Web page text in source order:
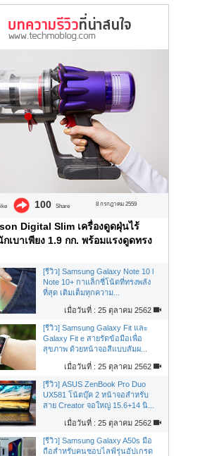
100 Share 8 กรกฎาคม 2559
Digital Slim เครื่องดูดฝุ่นไร้
เบาเพียง 1.9 กก. พร้อมแรงดูดทรง
[รีวิว] Samsung Galaxy Note 10 l
Note 10+ กาแล็กซี่โน้ตที่ทรงพลัง
ที่สุด เติมเต็มทุกความ...
เมื่อวันที่ : 25 ตุลาคม 2562
[รีวิว] Samsung Galaxy Fit และ
Galaxy Fit e สายรัดข้อมือเพื่อ
สุขภาพ ด้วยหน้าจอสีแบบสัมผ...
เมื่อวันที่ : 25 ตุลาคม 2562
[รีวิว] ASUS ZenBook Pro Duo
UX581 โน้ตบุ๊ค 2 หน้าจอสำหรับ
สาย Creator จอใหญ่ 15.6+14 นิ...
เมื่อวันที่ : 25 ตุลาคม 2562
[รีวิว] Samsung Galaxy A50s มือ
ถือสำหรับคนชอบไลฟ์รุ่นอัปเกรด